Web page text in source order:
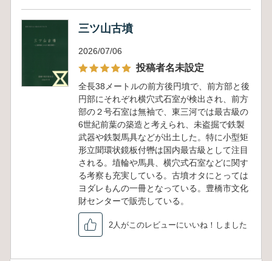
三ツ山古墳
2026/07/06
投稿者名未設定
全長38メートルの前方後円墳で、前方部と後
円部にそれぞれ横穴式石室が検出され、前方
部の２号石室は無袖で、東三河では最古級の
6世紀前葉の築造と考えられ、未盗掘で鉄製
武器や鉄製馬具などが出土した。特に小型矩
形立聞環状鏡板付轡は国内最古級として注目
される。埴輪や馬具、横穴式石室などに関す
る考察も充実している。古墳オタにとっては
ヨダレもんの一冊となっている。豊橋市文化
財センターで販売している。
2人がこのレビューにいいね！しました